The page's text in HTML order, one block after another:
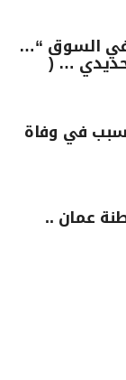
في السوق “…
… (
في وفاة
عمان ..